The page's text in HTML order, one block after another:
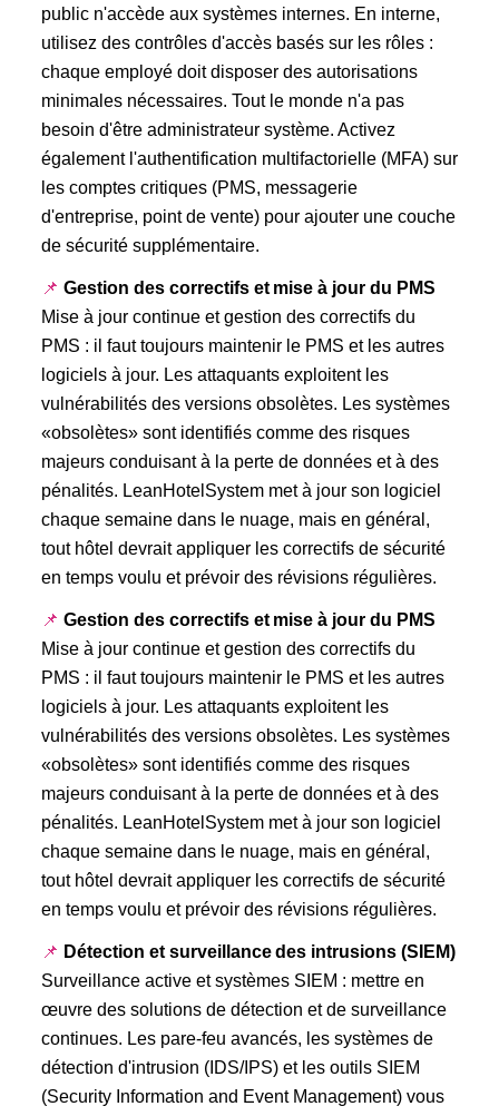
public n'accède aux systèmes internes. En interne,
utilisez des contrôles d'accès basés sur les rôles :
chaque employé doit disposer des autorisations
minimales nécessaires. Tout le monde n'a pas
besoin d'être administrateur système. Activez
également l'authentification multifactorielle (MFA) sur
les comptes critiques (PMS, messagerie
d'entreprise, point de vente) pour ajouter une couche
de sécurité supplémentaire.
📌 Gestion des correctifs et mise à jour du PMS
Mise à jour continue et gestion des correctifs du
PMS : il faut toujours maintenir le PMS et les autres
logiciels à jour. Les attaquants exploitent les
vulnérabilités des versions obsolètes. Les systèmes
«obsolètes» sont identifiés comme des risques
majeurs conduisant à la perte de données et à des
pénalités. LeanHotelSystem met à jour son logiciel
chaque semaine dans le nuage, mais en général,
tout hôtel devrait appliquer les correctifs de sécurité
en temps voulu et prévoir des révisions régulières.
📌 Gestion des correctifs et mise à jour du PMS
Mise à jour continue et gestion des correctifs du
PMS : il faut toujours maintenir le PMS et les autres
logiciels à jour. Les attaquants exploitent les
vulnérabilités des versions obsolètes. Les systèmes
«obsolètes» sont identifiés comme des risques
majeurs conduisant à la perte de données et à des
pénalités. LeanHotelSystem met à jour son logiciel
chaque semaine dans le nuage, mais en général,
tout hôtel devrait appliquer les correctifs de sécurité
en temps voulu et prévoir des révisions régulières.
📌 Détection et surveillance des intrusions (SIEM)
Surveillance active et systèmes SIEM : mettre en
œuvre des solutions de détection et de surveillance
continues. Les pare-feu avancés, les systèmes de
détection d'intrusion (IDS/IPS) et les outils SIEM
(Security Information and Event Management) vous